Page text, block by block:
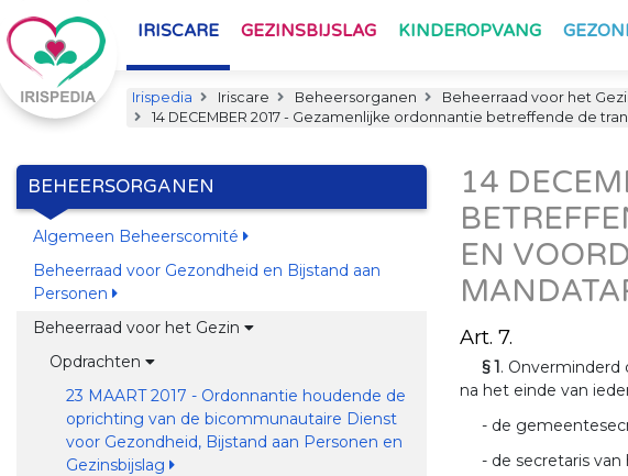
IRISCARE GEZINSBIJSLAG KINDEROPVANG
Irispedia Iriscare Beheersorganen Beheerraad voor het
14 DECEMBER 2017 - Gezamenlijke ordonnantie betreffende de
BEHEERSORGANEN
Algemeen Beheerscomité
Beheerraad voor Gezondheid en Bijstand aan
Personen
Beheerraad voor het Gezin
Opdrachten
23 MAART 2017 - Ordonnantie houdende de
oprichting van de bicommunautaire Dienst
voor Gezondheid, Bijstand aan Personen en
Gezinsbijslag
14
EN
Art. 7.
§ 1. Onverminderd
na het einde van
- de
- de secretaris